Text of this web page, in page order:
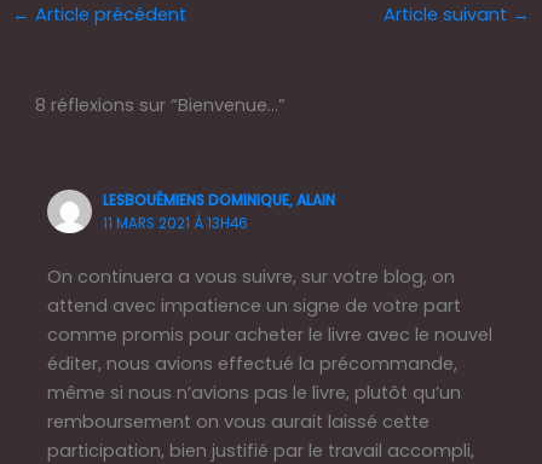
← Article précédent Article suivant →
8 réflexions sur “Bienvenue…”
LESBOUÉMIENS DOMINIQUE, ALAIN
11 MARS 2021 À 13H46
On continuera a vous suivre, sur votre blog, on
attend avec impatience un signe de votre part
comme promis pour acheter le livre avec le nouvel
éditer, nous avions effectué la précommande,
même si nous n’avions pas le livre, plutôt qu’un
remboursement on vous aurait laissé cette
participation, bien justifié par le travail accompli,